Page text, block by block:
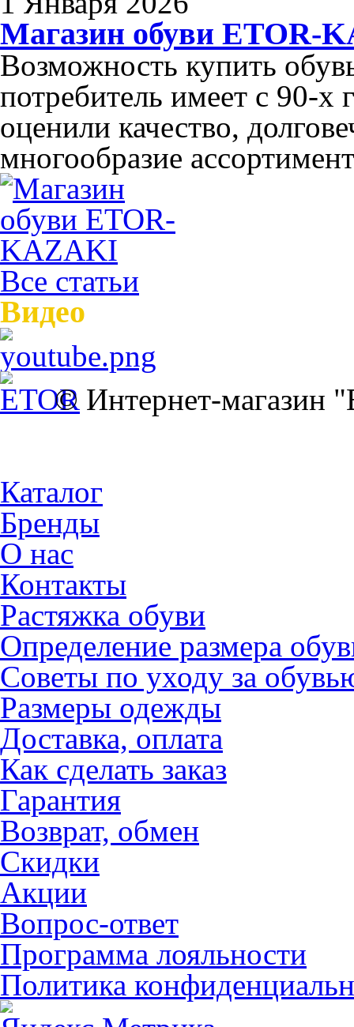
Магазин обуви ETOR-
Возможность купить
потребитель имеет с 90-х
оценили качество,
многообразие
Все статьи
Видео
© Интернет-
Каталог
Бренды
О нас
Контакты
Растяжка обуви
Определение размера
Советы по уходу за
Размеры одежды
Доставка, оплата
Как сделать заказ
Гарантия
Возврат, обмен
Скидки
Акции
Вопрос-ответ
Программа лояльности
Политика